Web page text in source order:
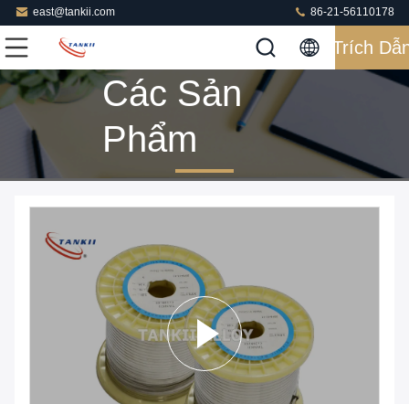
east@tankii.com 86-21-56110178
Trích
Các Sản
Phẩm